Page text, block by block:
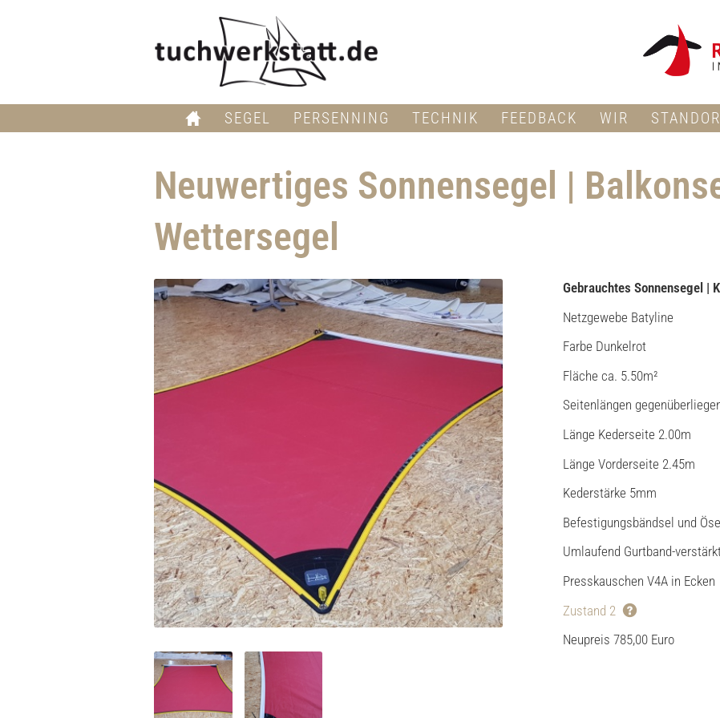
SEGEL PERSENNING TECHNIK FEEDBACK WIR
Neuwertiges Sonnensegel |
Wettersegel
Gebrauchtes Sonnensegel |
Netzgewebe Batyline
Farbe Dunkelrot
Fläche ca. 5.50m²
Seitenlängen
Länge Kederseite 2.00m
Länge Vorderseite 2.45m
Kederstärke 5mm
Befestigungsbändsel und
Umlaufend Gurtband-
Presskauschen V4A in Ecken
Zustand 2
Neupreis 785,00 Euro